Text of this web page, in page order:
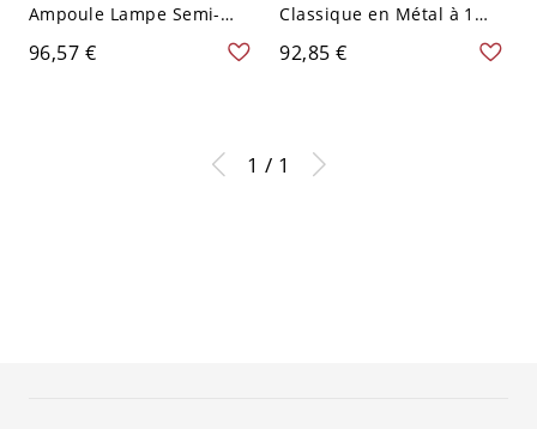
Ampoule Lampe Semi-
Encastrée en Métal Abat-
Jour Dôme en Vitrail -
96,57 €
Classique en Métal à 1
Tête Montage Semi-
Encastré à Abat-Jour en
92,85 €
1 / 1